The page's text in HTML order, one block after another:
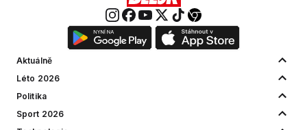
Aktuálně
Léto 2026
Politika
Sport 2026